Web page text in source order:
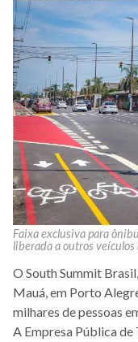
Faixa exclusiva para
liberada a outros
O South Summit
Mauá, em Porto
milhares de pessoas
A Empresa Pública